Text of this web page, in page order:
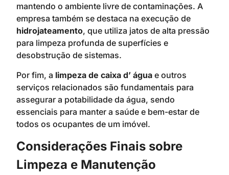
mantendo o ambiente livre de contaminações. A
empresa também se destaca na execução de
hidrojateamento, que utiliza jatos de alta pressão
para limpeza profunda de superfícies e
desobstrução de sistemas.
Por fim, a limpeza de caixa d’ água e outros
serviços relacionados são fundamentais para
assegurar a potabilidade da água, sendo
essenciais para manter a saúde e bem-estar de
todos os ocupantes de um imóvel.
Considerações Finais sobre
Limpeza e Manutenção